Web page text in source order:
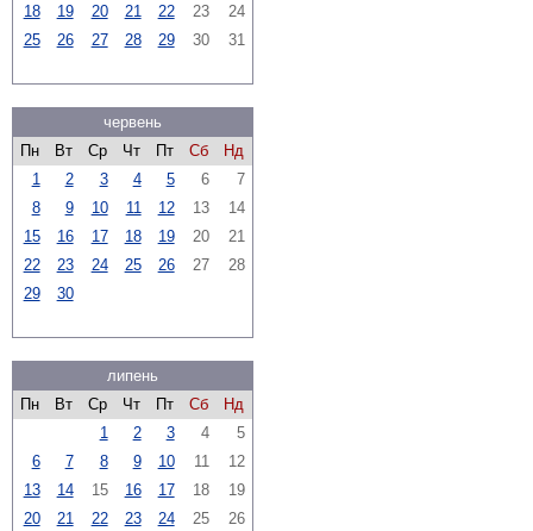
18
19 20 21 22 23
24
25
26 27 28 29 30 31
червень
Пн
Вт Ср Чт Пт Сб
Нд
1
2 3 4 5 6
7
8
9 10 11 12 13
14
15
16 17 18 19 20
21
22
23 24 25 26 27
28
29
30
липень
Пн
Вт Ср Чт Пт Сб
Нд
1
2 3 4
5
6
7 8 9 10 11
12
13
14 15 16 17 18
19
20
21 22 23 24 25
26